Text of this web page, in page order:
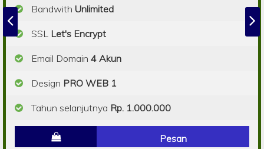
Bandwith Unlimited
SSL Let's Encrypt
Email Domain 4 Akun
Design PRO WEB 1
Tahun selanjutnya Rp. 1.000.000
Pesan